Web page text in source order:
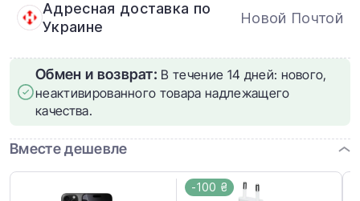
Адресная доставка по
Украине
Новой Почтой
Обмен и возврат: В течение 14 дней: нового,
неактивированного товара надлежащего
качества.
Вместе дешевле
-100 ₴